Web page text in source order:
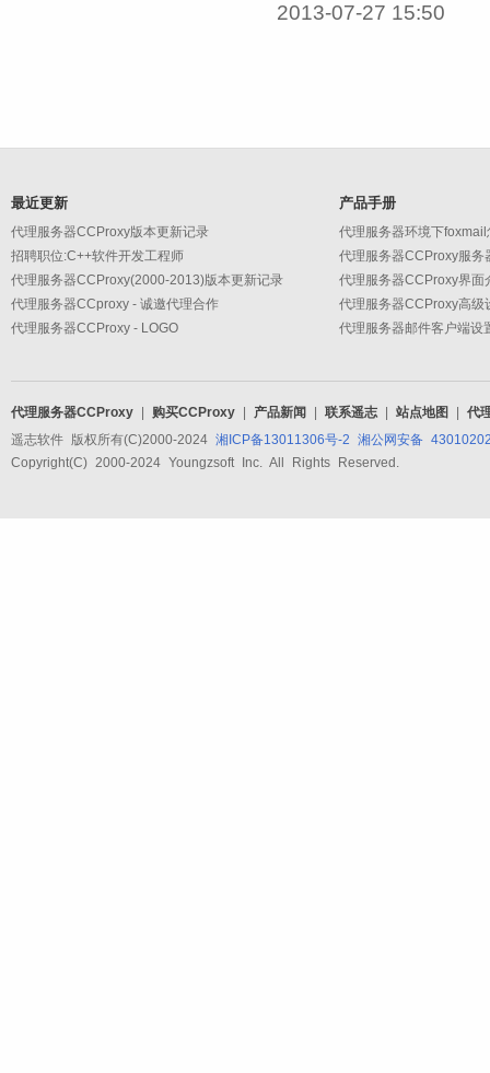
2013-07-27 15:50
最近更新
代理服务器CCProxy版本更新记录
招聘职位:C++软件开发工程师
代理服务器CCProxy(2000-2013)版本更新记录
代理服务器CCproxy - 诚邀代理合作
代理服务器CCProxy - LOGO
产品手册
代理服务器环境下
代理服务器CCProxy服务
代理服务器CCProxy界面
代理服务器CCProxy 购买CCProxy 产品新闻 联系遥志 站点地图
代
遥志软件 版权所有(C)2000-2024 湘ICP备13011306号-2 湘公网安备
Copyright(C) 2000-2024 Youngzsoft Inc. All Rights Reserved.